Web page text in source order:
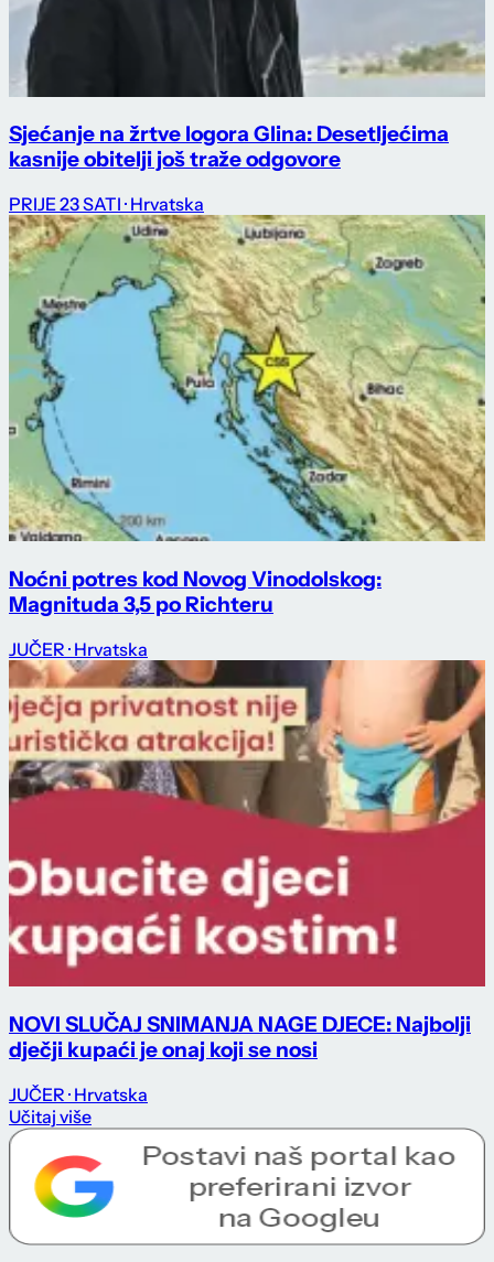
Sjećanje na žrtve logora Glina: Desetljećima
kasnije obitelji još traže odgovore
PRIJE 23 SATI · Hrvatska
Noćni potres kod Novog Vinodolskog:
Magnituda 3,5 po Richteru
JUČER · Hrvatska
NOVI SLUČAJ SNIMANJA NAGE DJECE: Najbolji
dječji kupaći je onaj koji se nosi
JUČER · Hrvatska
Učitaj više